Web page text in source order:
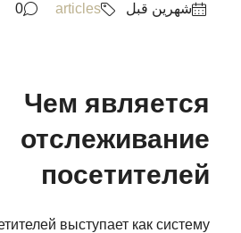
‏شهرين قبل articles
0
Чем является
отслеживание
посетителей
выступает как систему